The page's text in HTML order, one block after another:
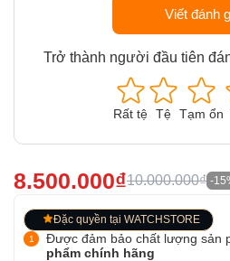
Viết đánh
Trở thành người đầu tiên
Rất tệ Tệ Tạm ổn
8.500.000₫10.000.000₫ -
Đặc quyền tại WATCHSTORE
Được đảm bảo chất lượng sản
phẩm chính hãng